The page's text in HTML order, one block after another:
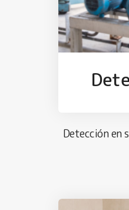
Detección en